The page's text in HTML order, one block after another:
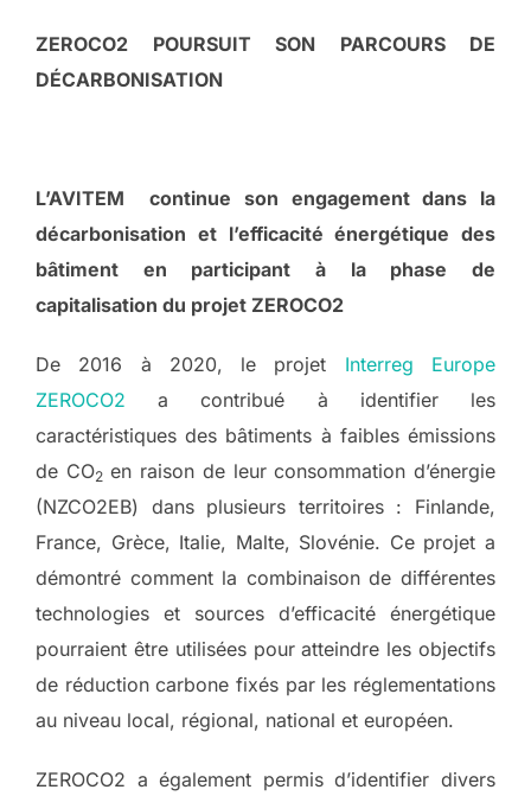
ZEROCO2 POURSUIT SON PARCOURS DE
DÉCARBONISATION
L’AVITEM continue son engagement dans la
décarbonisation et l’efficacité énergétique des
bâtiment en participant à la phase de
capitalisation du projet ZEROCO2
De 2016 à 2020, le projet Interreg Europe
ZEROCO2 a contribué à identifier les
caractéristiques des bâtiments à faibles émissions
de CO2en raison de leur consommation d’énergie
(NZCO2EB) dans plusieurs territoires : Finlande,
France, Grèce, Italie, Malte, Slovénie. Ce projet a
démontré comment la combinaison de différentes
technologies et sources d’efficacité énergétique
pourraient être utilisées pour atteindre les objectifs
de réduction carbone fixés par les réglementations
au niveau local, régional, national et européen.
ZEROCO2 a également permis d’identifier divers